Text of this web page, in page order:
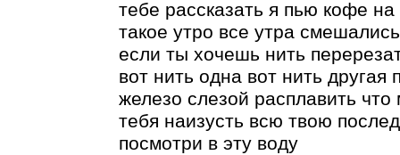
тебе рассказать я пью кофе
такое утро все утра
если ты хочешь нить
вот нить одна вот нить
железо слезой расплавить
тебя наизусть всю твою
посмотри в эту воду